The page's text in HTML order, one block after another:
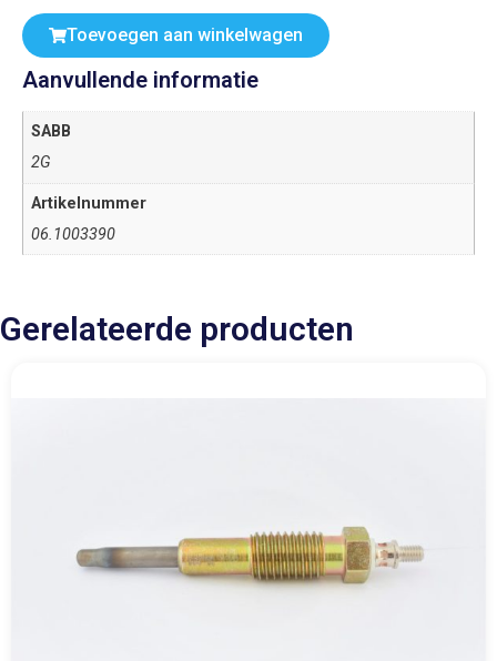
Toevoegen aan winkelwagen
Aanvullende informatie
SABB
2G
Artikelnummer
06.1003390
Gerelateerde producten